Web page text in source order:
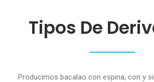
Tipos De
Producimos bacalao con espina, con y